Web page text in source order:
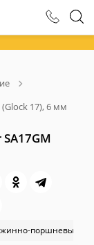
(Glock 17), 6 мм
поршневые